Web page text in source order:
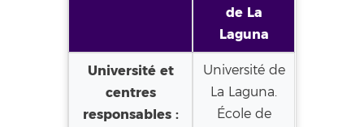
de La
Laguna
Université et
centres
responsables :
Université de
La Laguna.
École de